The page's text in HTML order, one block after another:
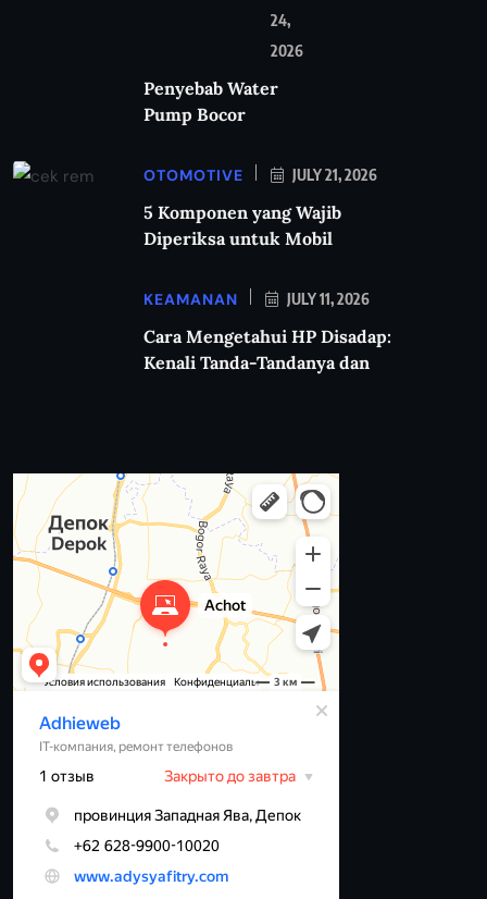
24,
2026
Penyebab Water
Pump Bocor
OTOMOTIVE JULY 21, 2026
5 Komponen yang Wajib
Diperiksa untuk Mobil
KEAMANAN JULY 11, 2026
Cara Mengetahui HP Disadap:
Kenali Tanda-Tandanya dan